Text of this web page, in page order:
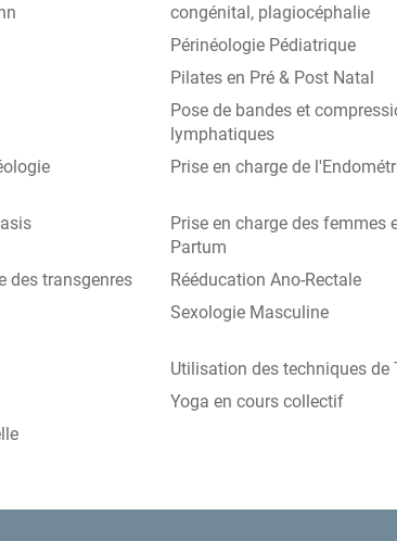
congénital, plagiocéphalie
Périnéologie Pédiatrique
Pilates en Pré & Post Natal
Pose de bandes et
lymphatiques
Prise en charge de
Prise en charge des femmes
Partum
des transgenres Rééducation Ano-Rectale
Sexologie Masculine
Utilisation des techniques de
Yoga en cours collectif